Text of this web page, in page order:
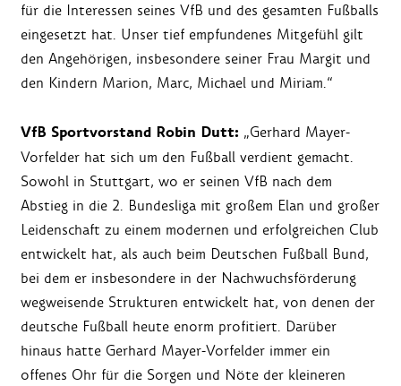
für die Interessen seines VfB und des gesamten Fußballs
eingesetzt hat. Unser tief empfundenes Mitgefühl gilt
den Angehörigen, insbesondere seiner Frau Margit und
den Kindern Marion, Marc, Michael und Miriam.“
VfB Sportvorstand Robin Dutt: „Gerhard Mayer-
Vorfelder hat sich um den Fußball verdient gemacht.
Sowohl in Stuttgart, wo er seinen VfB nach dem
Abstieg in die 2. Bundesliga mit großem Elan und großer
Leidenschaft zu einem modernen und erfolgreichen Club
entwickelt hat, als auch beim Deutschen Fußball Bund,
bei dem er insbesondere in der Nachwuchsförderung
wegweisende Strukturen entwickelt hat, von denen der
deutsche Fußball heute enorm profitiert. Darüber
hinaus hatte Gerhard Mayer-Vorfelder immer ein
offenes Ohr für die Sorgen und Nöte der kleineren